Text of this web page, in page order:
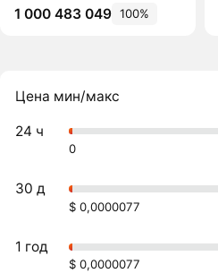
1 000 483 049 100%
Цена мин/макс
24 ч
0
30 д
$ 0,0000077
1 год
$ 0,0000077